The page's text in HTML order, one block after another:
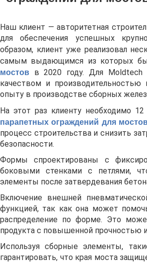
Наш клиент — авторитетная
для обеспечения успешных
образом, клиент уже реализовал
самым выдающимся из которых
мостов в 2020 году. Для Moldtech
качеством и
опыту в производстве сборных
На этот раз клиенту необходимо
парапетных ограждений для
процесс строительства и снизить
безопасности.
Формы спроектированы с
боковыми стенками с петлями,
элементы после затвердевания
Включение внешней
функцией, так как она может
распределение по форме. Это
продукта с повышенной прочностью
Используя сборные элементы,
гарантировать, что края моста